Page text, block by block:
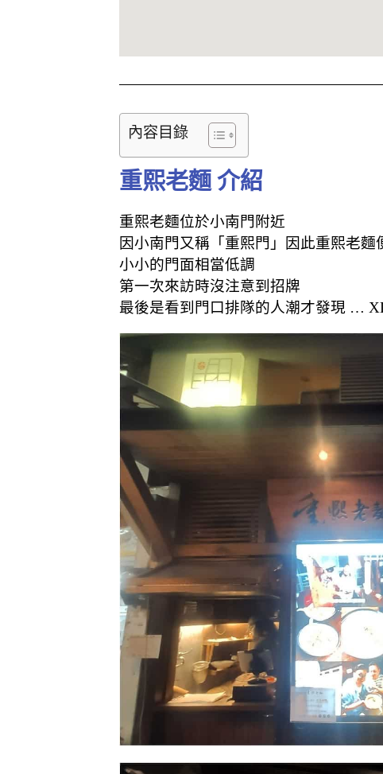
內容目錄
重熙老麵 介紹
重熙老麵位於小南門附近
因小南門又稱「重熙門」因此重熙老麵
小小的門面相當低調
第一次來訪時沒注意到招牌
最後是看到門口排隊的人潮才發現 …